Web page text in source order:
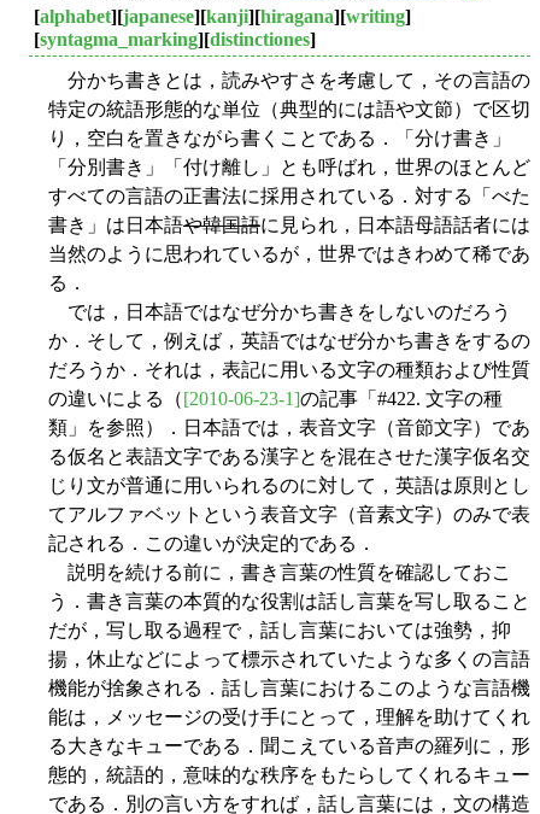
[alphabet][japanese][kanji][hiragana][writing]
[syntagma_marking][distinctiones]
分かち書きとは，読みやすさを考慮して，その言語の
特定の統語形態的な単位（典型的には語や文節）で区切
り，空白を置きながら書くことである．「分け書き」
「分別書き」「付け離し」とも呼ばれ，世界のほとんど
すべての言語の正書法に採用されている．対する「べた
書き」は日本語や韓国語に見られ，日本語母語話者には
当然のように思われているが，世界ではきわめて稀であ
る．
では，日本語ではなぜ分かち書きをしないのだろう
か．そして，例えば，英語ではなぜ分かち書きをするの
だろうか．それは，表記に用いる文字の種類および性質
の違いによる（[2010-06-23-1]の記事「#422. 文字の種
類」を参照）．日本語では，表音文字（音節文字）であ
る仮名と表語文字である漢字とを混在させた漢字仮名交
じり文が普通に用いられるのに対して，英語は原則とし
てアルファベットという表音文字（音素文字）のみで表
記される．この違いが決定的である．
説明を続ける前に，書き言葉の性質を確認しておこ
う．書き言葉の本質的な役割は話し言葉を写し取ること
だが，写し取る過程で，話し言葉においては強勢，抑
揚，休止などによって標示されていたような多くの言語
機能が捨象される．話し言葉におけるこのような言語機
能は，メッセージの受け手にとって，理解を助けてくれ
る大きなキューである．聞こえている音声の羅列に，形
態的，統語的，意味的な秩序をもたらしてくれるキュー
である．別の言い方をすれば，話し言葉には，文の構造